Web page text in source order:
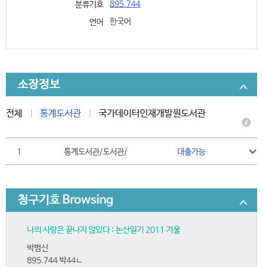
분류기호
895.744
언어
한국어
소장정보
전체 통계도서관 국가데이터인재개발원도서관
1 통계도서관/도서관/ 대출가능
청구기호 Browsing
나의 사랑은 끝나지 않았다 : 논산일기 2011 겨울
박범신
895.744 박44ㄴ